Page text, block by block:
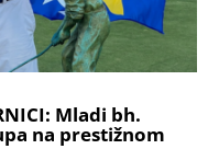
Mladi bh.
na prestižnom